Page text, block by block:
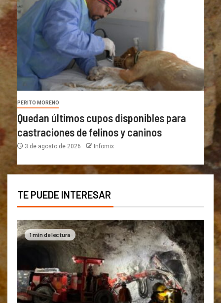
PERITO MORENO
Quedan últimos cupos disponibles para
castraciones de felinos y caninos
3 de agosto de 2026 Infomix
TE PUEDE INTERESAR
1 min de lectura